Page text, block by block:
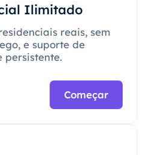
Ilimitado
reais, sem
e suporte de
persistente.
Começar